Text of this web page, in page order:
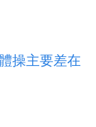
操主要差在